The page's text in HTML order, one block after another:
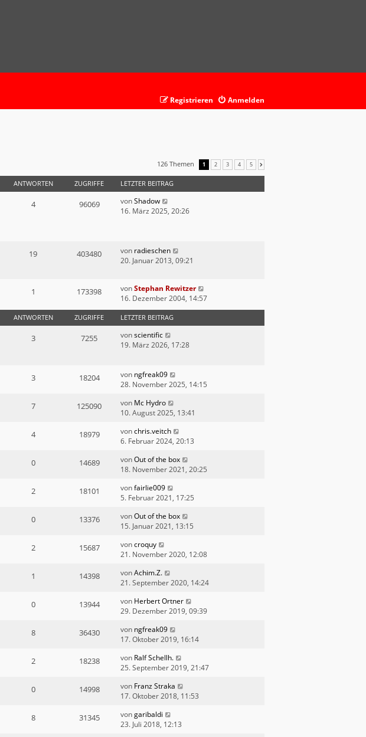
Anmelden
Registrieren
126 Themen 1 2 3 4 5
ANTWORTEN ZUGRIFFE LETZTER BEITRAG
4 96069 vonShadow
16. März 2025, 20:26
19 403480 von radieschen
20. Januar 2013, 09:21
1 173398 vonStephan Rewitzer
16. Dezember 2004, 14:57
ANTWORTEN ZUGRIFFE LETZTER BEITRAG
3 7255 vonscientific
19. März 2026, 17:28
3 18204 von ngfreak09
28. November 2025, 14:15
7 125090 von Mc Hydro
10. August 2025, 13:41
4 18979 vonchris.veitch
6. Februar 2024, 20:13
0 14689 vonOut of the box
18. November 2021, 20:25
2 18101 vonfairlie009
5. Februar 2021, 17:25
0 13376 vonOut of the box
15. Januar 2021, 13:15
2 15687 voncroquy
21. November 2020, 12:08
1 14398 vonAchim.Z.
21. September 2020, 14:24
0 13944 von Herbert Ortner
29. Dezember 2019, 09:39
8 36430 von ngfreak09
17. Oktober 2019, 16:14
2 18238 von Ralf Schellh.
25. September 2019, 21:47
0 14998 von Franz Straka
17. Oktober 2018, 11:53
8 31345 vongaribaldi
23. Juli 2018, 12:13